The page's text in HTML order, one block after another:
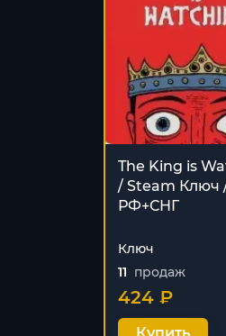
The King is
/ Steam Ключ
РФ+СНГ
Ключ
11 продаж
424 ₽